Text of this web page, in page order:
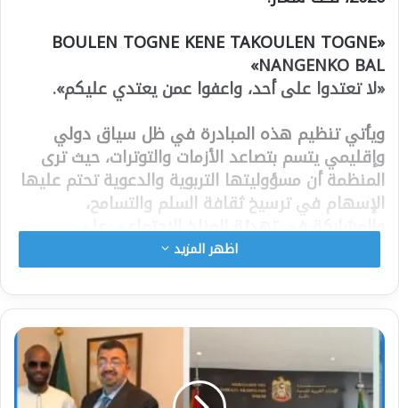
«BOULEN TOGNE KENE TAKOULEN TOGNE
NANGENKO BAL»
«لا تعتدوا على أحد، واعفوا عمن يعتدي عليكم».
ويأتي تنظيم هذه المبادرة في ظل سياق دولي
وإقليمي يتسم بتصاعد الأزمات والتوترات، حيث ترى
المنظمة أن مسؤوليتها التربوية والدعوية تحتم عليها
الإسهام في ترسيخ ثقافة السلم والتسامح،
والمشاركة في تهدئة المناخ الاجتماعي على
المستويين الوطني والعالمي.
وأكدت المنظمة أن هذه التظاهرة الروحية تمثل فضاءً
مفتوحاً أمام العلماء والزعماء الدينيين وأصحاب النيات
الحسنة للتعبير عن رؤاهم ورفع أكف الضراعة والدعاء
من أجل إرساء السلام، وتعزيز قيم التضامن والتعايش
والوئام داخل المجتمع السنغالي وخارجه.
اظهر المزيد